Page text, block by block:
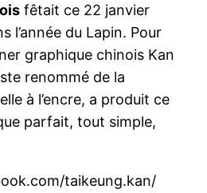
fêtait ce 22 janvier
l’année du Lapin. Pour
graphique chinois Kan
renommé de la
à l’encre, a produit ce
parfait, tout simple,
taikeung.kan/